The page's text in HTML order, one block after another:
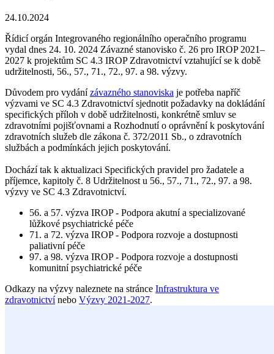
24.10.2024
Řídicí orgán Integrovaného regionálního operačního programu
vydal dnes 24. 10. 2024 Závazné stanovisko č. 26 pro IROP 2021–
2027 k projektům SC 4.3 IROP Zdravotnictví vztahující se k době
udržitelnosti, 56., 57., 71., 72., 97. a 98. výzvy.
Důvodem pro vydánízávazného stanoviska je potřeba napříč
výzvami ve SC 4.3 Zdravotnictví sjednotit požadavky na dokládání
specifických příloh v době udržitelnosti, konkrétně smluv se
zdravotními pojišťovnami a Rozhodnutí o oprávnění k poskytování
zdravotních služeb dle zákona č. 372/2011 Sb., o zdravotních
službách a podmínkách jejich poskytování.
Dochází tak k aktualizaci Specifických pravidel pro žadatele a
příjemce, kapitoly č. 8 Udržitelnost u 56., 57., 71., 72., 97. a 98.
výzvy ve SC 4.3 Zdravotnictví.
56. a 57. výzva IROP - Podpora akutní a specializované
lůžkové psychiatrické péče
71. a 72. výzva IROP - Podpora rozvoje a dostupnosti
paliativní péče
97. a 98. výzva IROP - Podpora rozvoje a dostupnosti
komunitní psychiatrické péče
Odkazy na výzvy naleznete na stránce Infrastruktura ve
zdravotnictvínebo Výzvy 2021-2027.